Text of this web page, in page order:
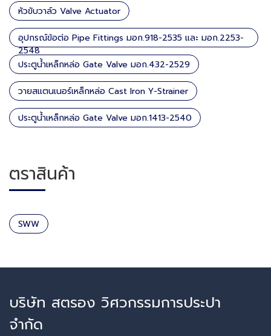
หัวขับวาล์ว Valve Actuator
อุปกรณ์ข้อต่อ Pipe Fittings มอก.918-2535 และ มอก.2253-
2548
ประตูน้ำเหล็กหล่อ Gate Valve มอก.432-2529
วายสแตนเนอร์เหล็กหล่อ Cast Iron Y-Strainer
ประตูน้ำเหล็กหล่อ Gate Valve มอก.1413-2540
ตราสินค้า
SWW
บริษัท สตรอง วิศวกรรมการประปา
จำกัด